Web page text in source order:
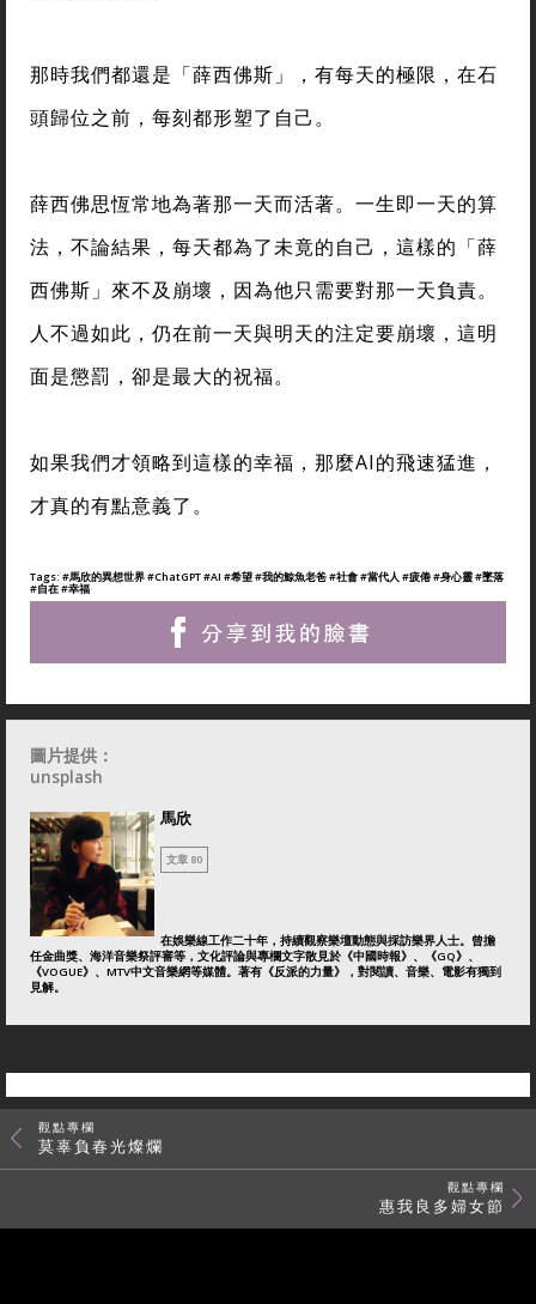
那時我們都還是「薛西佛斯」，有每天的極限，在石
頭歸位之前，每刻都形塑了自己。
薛西佛思恆常地為著那一天而活著。一生即一天的算
法，不論結果，每天都為了未竟的自己，這樣的「薛
西佛斯」來不及崩壞，因為他只需要對那一天負責。
人不過如此，仍在前一天與明天的注定要崩壞，這明
面是懲罰，卻是最大的祝福。
如果我們才領略到這樣的幸福，那麼AI的飛速猛進，
才真的有點意義了。
Tags: #馬欣的異想世界#ChatGPT#AI #希望#我的鯨魚老爸#社會#當代人#疲倦#身心靈#墜落
#自在#幸福
圖片提供：
unsplash
馬欣
文章 80
在娛樂線工作二十年，持續觀察樂壇動態與採訪樂界人士。曾擔
任金曲獎、海洋音樂祭評審等，文化評論與專欄文字散見於《中國時報》、《GQ》、
《VOGUE》、MTV中文音樂網等媒體。著有《反派的力量》，對閱讀、音樂、電影有獨到
見解。
觀點專欄
莫辜負春光燦爛
觀點專欄
惠我良多婦女節